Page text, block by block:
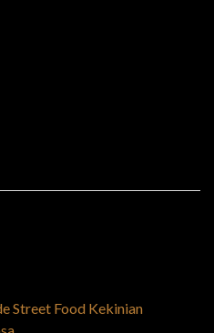
Street Food Kekinian